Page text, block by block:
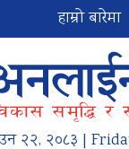
हाम्रो बारेमा
२२, २०८३ |